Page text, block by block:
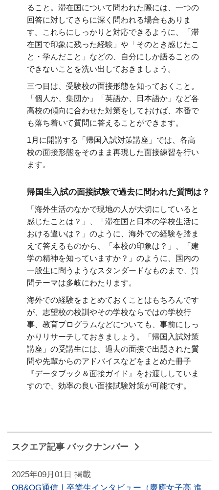
ること。滞在国について問われた際には、一つの
回答に対してさらに深く問われる場合もありま
す。これらにしっかりと対応できるように、「滞
在国で印象に残った経験」や「そのとき感じたこ
と・学んだこと」などの、自分にしか語ることの
できないことを洗い出しておきましょう。
三つ目は、受験校の面接形態を知っておくこと。
「個人か、集団か」「英語か、日本語か」など各
高校の傾向に合わせた対策をしておけば、本番で
も落ち着いて質問に答えることができます。
1月に開講する「帰国入試対策講座」では、各高
校の面接形態をそのまま再現した面接練習を行い
ます。
帰国生入試の面接試験で過去に問われた質問は？
「海外生活のなかで現地の人が大切にしていると
感じたことは？」、「滞在国と日本の学校生活に
おける違いは？」のように、海外での経験を踏ま
えて答えるものから、「本校の印象は？」、「建
学の精神を知っていますか？」のように、国内の
一般生に問うようなスタンダードなものまで、質
問テーマは多岐にわたります。
海外での経験をまとめておくことはもちろんです
が、志望校の校訓やその学校ならではの学校行
事、教育プログラムなどについても、事前にしっ
かりリサーチしておきましょう。「帰国入試対策
講座」の受講生には、過去の面接で出題された質
問や先輩からのアドバイスなどをまとめた冊子
『データブック＆面接ガイド』をお渡ししていま
すので、効率の良い面接試験対策が可能です。
スクエア記事 バックナンバー
2025年09月01日 掲載
OB&OG通信｜卒業生インタビュー（慶應女子高 進